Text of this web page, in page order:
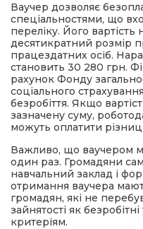
Ваучер дозволяє
спеціальностями, що
переліку. Його
десятикратний розмір
працездатних осіб.
становить 30 280 грн.
рахунок Фонду
соціального
безробіття. Якщо
зазначену суму,
можуть оплатити
Важливо, що ваучером
один раз. Громадяни
навчальний заклад і
отримання ваучера
громадян, які не
зайнятості як
критеріям.